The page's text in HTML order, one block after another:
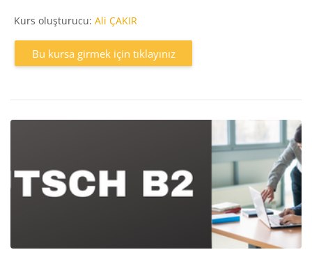
Kurs oluşturucu: Ali ÇAKIR
Bu kursa girmek için tıklayınız